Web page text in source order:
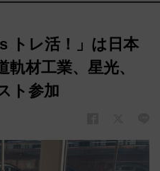
トレ活！」は日本
材工業、星光、
ト参加